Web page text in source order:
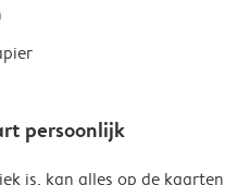
persoonlijk
is, kan alles op de kaarten